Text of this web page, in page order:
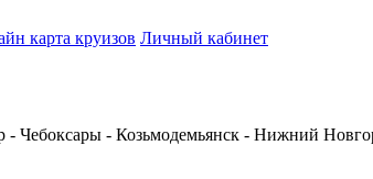
карта круизов Личный кабинет
Чебоксары - Козьмодемьянск - Нижний